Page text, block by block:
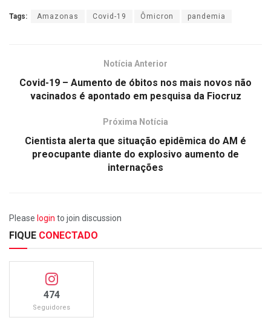
Tags: Amazonas Covid-19 Ômicron pandemia
Notícia Anterior
Covid-19 – Aumento de óbitos nos mais novos não
vacinados é apontado em pesquisa da Fiocruz
Próxima Notícia
Cientista alerta que situação epidêmica do AM é
preocupante diante do explosivo aumento de
internações
Please login to join discussion
FIQUE CONECTADO
474
Seguidores